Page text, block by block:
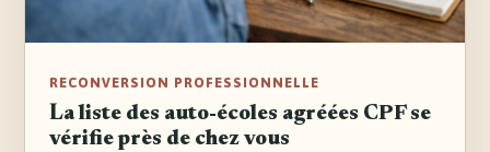
RECONVERSION PROFESSIONNELLE
La liste des auto-écoles agréées CPF se
vérifie près de chez vous